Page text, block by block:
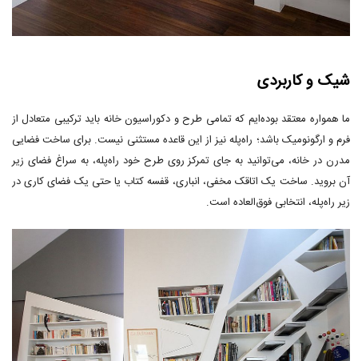
شیک و کاربردی
ما همواره معتقد بوده‌ایم که تمامی طرح و دکوراسیون خانه باید ترکیبی متعادل از
فرم و ارگونومیک باشد؛ راه‌پله نیز از این قاعده مستثنی نیست. برای ساخت فضایی
مدرن در خانه، می‌توانید به جای تمرکز روی طرح خود راه‌پله، به سراغ فضای زیر
آن بروید. ساخت یک اتاقک مخفی، انباری، قفسه کتاب یا حتی یک فضای کاری در
زیر راه‌پله، انتخابی فوق‌العاده است.